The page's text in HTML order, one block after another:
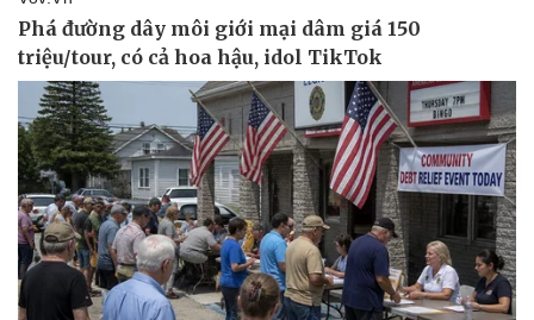
Kinh tế
Bất động sản
Khởi nghiệp
Thị trường
Giá vàng
Tiêu dùng
Tỷ giá
Chứng khoán
Giá cà phê